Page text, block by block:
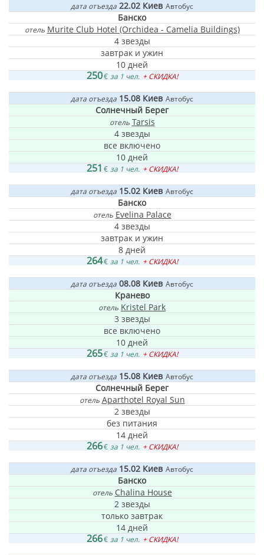
дата отъезда 22.02 Киев Автобус
Банско
отель Murite Club Hotel (Orchidea - Camelia Buildings)
4 звезды
завтрак и ужин
10 дней
250€ за 1 чел. + СКИДКА!
дата отъезда 15.08 Киев Автобус
Солнечный Берег
отель Tarsis
4 звезды
все включено
10 дней
251 € за 1 чел. + СКИДКА!
дата отъезда 15.02 Киев Автобус
Банско
отель Evelina Palace
4 звезды
завтрак и ужин
8 дней
264€ за 1 чел. + СКИДКА!
дата отъезда 08.08 Киев Автобус
Кранево
отель Kristel Park
3 звезды
все включено
10 дней
265€ за 1 чел. + СКИДКА!
дата отъезда 15.08 Киев Автобус
Солнечный Берег
отель Aparthotel Royal Sun
2 звезды
без питания
14 дней
266€ за 1 чел. + СКИДКА!
дата отъезда 15.02 Киев Автобус
Банско
отель Chalina House
2 звезды
только завтрак
14 дней
266€ за 1 чел. + СКИДКА!